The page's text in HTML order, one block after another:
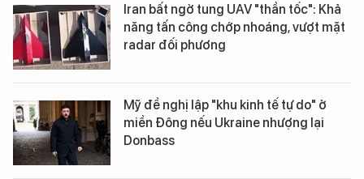
Iran bất ngờ tung UAV "thần tốc": Khả
năng tấn công chớp nhoáng, vượt mặt
radar đối phương
Mỹ đề nghị lập "khu kinh tế tự do" ở
miền Đông nếu Ukraine nhượng lại
Donbass